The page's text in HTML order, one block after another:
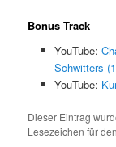
Bonus Track
YouTube:
Schwitters
YouTube:
Dieser Eintrag
Lesezeichen für den